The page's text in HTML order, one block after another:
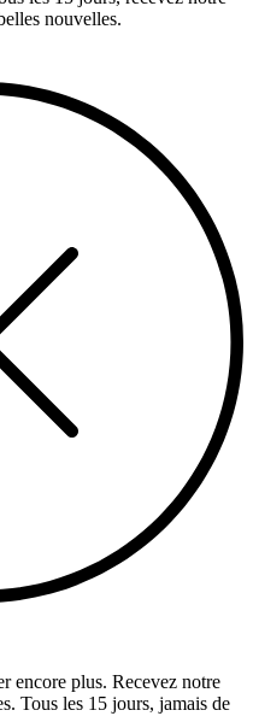
nouvelles.
encore plus. Recevez notre
Tous les 15 jours, jamais de